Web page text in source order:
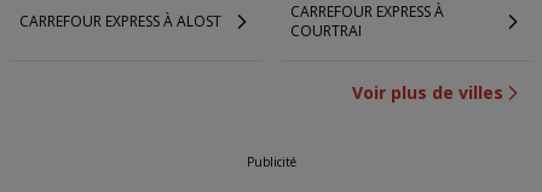
CARREFOUR EXPRESS À ALOST
CARREFOUR EXPRESS À
COURTRAI
Voir plus de villes
Publicité